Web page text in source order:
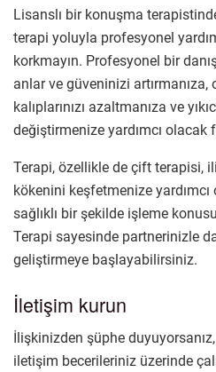
Lisanslı bir konuşma
terapi yoluyla profesyonel
korkmayın. Profesyonel bir
anlar ve güveninizi
kalıplarınızı azaltmanıza ve
değiştirmenize yardımcı olacak
Terapi, özellikle de çift terapisi,
kökenini keşfetmenize
sağlıklı bir şekilde işleme
Terapi sayesinde partnerinizle
geliştirmeye başlayabilirsiniz.
İletişim kurun
İlişkinizden şüphe
iletişim becerileriniz üzerinde